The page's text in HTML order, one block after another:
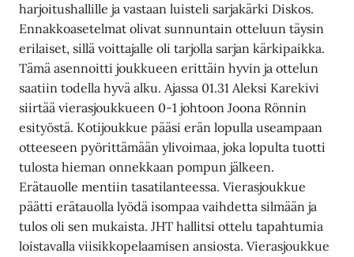
harjoitushallille ja vastaan luisteli sarjakärki Diskos.
Ennakkoasetelmat olivat sunnuntain otteluun täysin
erilaiset, sillä voittajalle oli tarjolla sarjan kärkipaikka.
Tämä asennoitti joukkueen erittäin hyvin ja ottelun
saatiin todella hyvä alku. Ajassa 01.31 Aleksi Karekivi
siirtää vierasjoukkueen 0-1 johtoon Joona Rönnin
esityöstä. Kotijoukkue pääsi erän lopulla useampaan
otteeseen pyörittämään ylivoimaa, joka lopulta tuotti
tulosta hieman onnekkaan pompun jälkeen.
Erätauolle mentiin tasatilanteessa. Vierasjoukkue
päätti erätauolla lyödä isompaa vaihdetta silmään ja
tulos oli sen mukaista. JHT hallitsi ottelu tapahtumia
loistavalla viisikkopelaamisen ansiosta. Vierasjoukkue